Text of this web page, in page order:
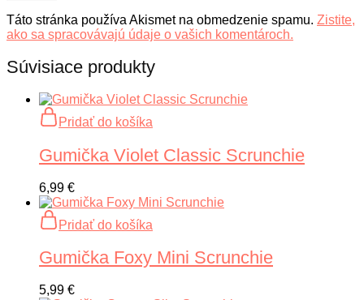
Táto stránka používa Akismet na obmedzenie spamu. Zistite,
ako sa spracovávajú údaje o vašich komentároch.
Súvisiace produkty
Pridať do košíka
Gumička Violet Classic Scrunchie
6,99 €
Pridať do košíka
Gumička Foxy Mini Scrunchie
5,99 €